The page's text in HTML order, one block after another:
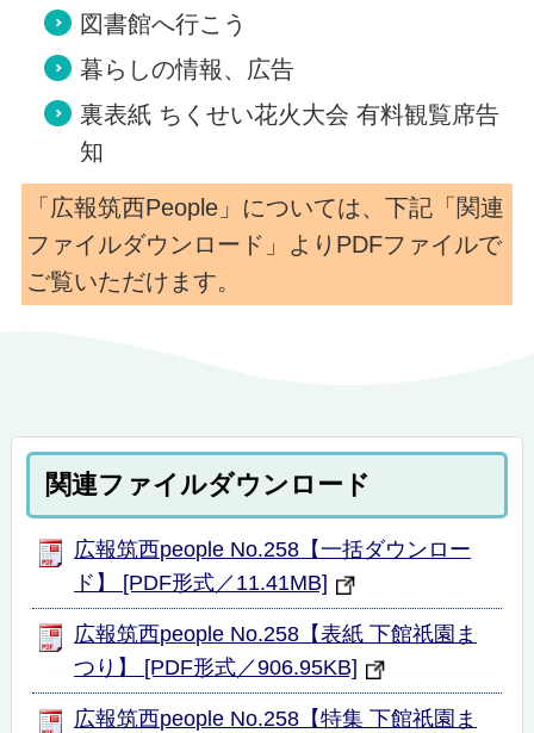
図書館へ行こう
暮らしの情報、広告
裏表紙 ちくせい花火大会 有料観覧席告
知
「広報筑西People」については、下記「関連
ファイルダウンロード」よりPDFファイルで
ご覧いただけます。
関連ファイルダウンロード
広報筑西people No.258【一括ダウンロー
ド】 [PDF形式／11.41MB]
広報筑西people No.258【表紙 下館祇園ま
つり】 [PDF形式／906.95KB]
広報筑西people No.258【特集 下館祇園ま